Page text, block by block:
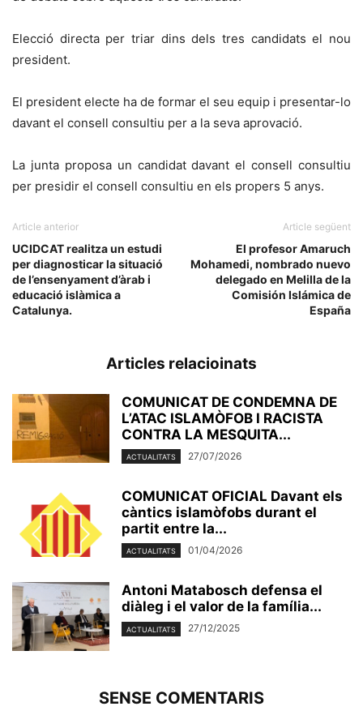
Elecció directa per triar dins dels tres candidats el nou
president.
El president electe ha de formar el seu equip i presentar-lo
davant el consell consultiu per a la seva aprovació.
La junta proposa un candidat davant el consell consultiu
per presidir el consell consultiu en els propers 5 anys.
Article anterior
UCIDCAT realitza un estudi
per diagnosticar la situació
de l’ensenyament d’àrab i
educació islàmica a
Catalunya.
Article següent
El profesor Amaruch
Mohamedi, nombrado nuevo
delegado en Melilla de la
Comisión Islámica de
España
Articles relacioinats
COMUNICAT DE CONDEMNA DE
L’ATAC ISLAMÒFOB I RACISTA
CONTRA LA MESQUITA...
ACTUALITATS 27/07/2026
COMUNICAT OFICIAL Davant els
càntics islamòfobs durant el
partit entre la...
ACTUALITATS 01/04/2026
Antoni Matabosch defensa el
diàleg i el valor de la família...
ACTUALITATS 27/12/2025
SENSE COMENTARIS